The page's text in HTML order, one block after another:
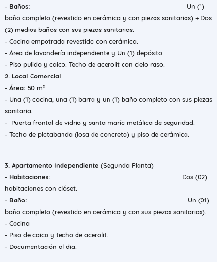
- ​ Baños: Un (1)
baño completo (revestido en cerámica y con piezas sanitarias) + Dos
(2) medios baños con sus piezas sanitarias.
- ​Cocina empotrada revestida con cerámica.
- Área de lavandería independiente y Un (1) depósito.
- Piso pulido y caico. Techo de acerolit con cielo raso.
​2. Local Comercial
- ​ Área: 50 m²
- ​Una (1) cocina, una (1) barra y un (1) baño completo con sus piezas
sanitaria.
- Puerta frontal de vidrio y santa maría metálica de seguridad.
- Techo de platabanda (losa de concreto) y piso de cerámica.
3. Apartamento Independiente (Segunda Planta)
- ​ Habitaciones:
Dos (02)
habitaciones con clóset.
- ​Baño: Un (01)
baño completo (revestido en cerámica y con sus piezas sanitarias).
- Cocina
- Piso de caico y techo de acerolit.
- Documentación al dia.